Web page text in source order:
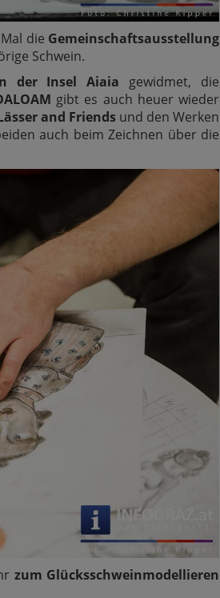
die Gemeinschaftsausstellung
Schwein.
der Insel Aiaia gewidmet, die
gibt es auch heuer wieder
and Friendsund den Werken
auch beim Zeichnen über die
zum Glücksschweinmodellieren